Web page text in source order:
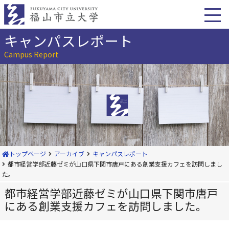
本
へ
キャンパスレポート
Campus Report
トップページ アーカイブ
キャンパスレポート
都市経営学部近藤ゼミが山口県下関市唐戸にある創業支援カフェを訪問しまし
た。
都市経営学部近藤ゼミが山口県下関市唐戸
にある創業支援カフェを訪問しました。